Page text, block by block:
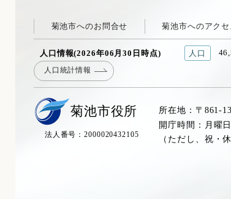
菊池市へのお問合せ 菊池市へのアクセ
人口情報(2026年06月30日時点) 人口
人口統計情報
菊池市役所
法人番号：2000020432105
所在地：〒861-
開庁時間：月曜
（ただし、祝・